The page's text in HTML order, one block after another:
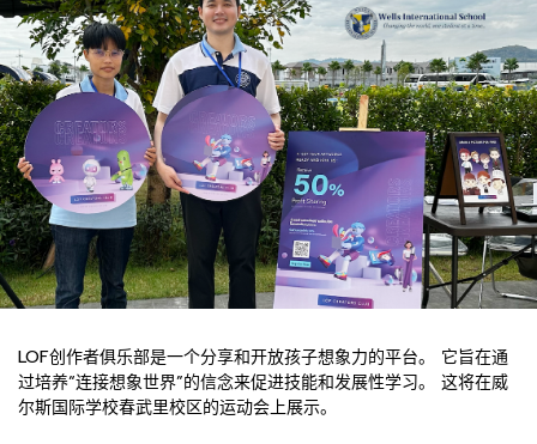
LOF创作者俱乐部是一个分享和开放孩子想象力的平台。 它旨在通
过培养“连接想象世界”的信念来促进技能和发展性学习。 这将在威
尔斯国际学校春武里校区的运动会上展示。